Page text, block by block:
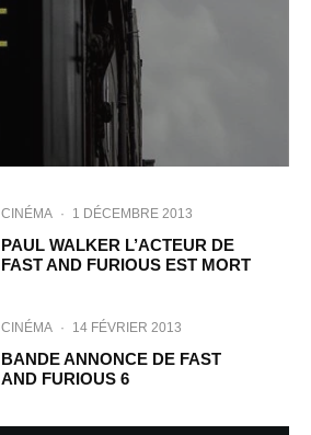
CINÉMA · 1 DÉCEMBRE 2013
PAUL WALKER L’ACTEUR DE
FAST AND FURIOUS EST MORT
CINÉMA · 14 FÉVRIER 2013
BANDE ANNONCE DE FAST
AND FURIOUS 6